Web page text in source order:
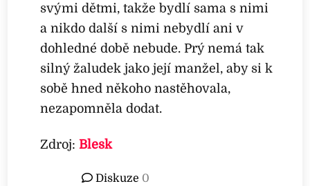
svými dětmi, takže bydlí sama s nimi
a nikdo další s nimi nebydlí ani v
dohledné době nebude. Prý nemá tak
silný žaludek jako její manžel, aby si k
sobě hned někoho nastěhovala,
nezapomněla dodat.
Zdroj:Blesk
Diskuze 0